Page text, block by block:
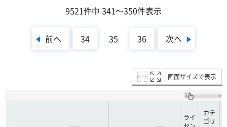
9521件中 341～350件表示
前へ 34 35 36 次へ
画面サイズで表示
ライ
カテ
ゴリ